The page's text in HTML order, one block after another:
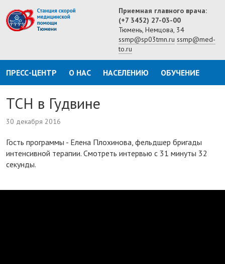
Приемная главного врача:
(+7 3452) 27-03-00
Тюмень, Немцова, 34
ssmp@sp03tmn.ru ssmp@med-
to.ru
ПРЕСС-ЦЕНТР О НАС НАСЕЛЕНИЮ ОБУЧЕНИЕ
ТСН в Гудвине
30 декабря 2016
Гость программы - Елена Плохинова, фельдшер бригады
интенсивной терапии. Смотреть интервью с 31 минуты 32
секунды.